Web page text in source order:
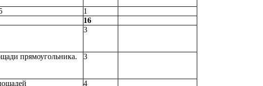
1
16
3
прямоугольника. 3
4